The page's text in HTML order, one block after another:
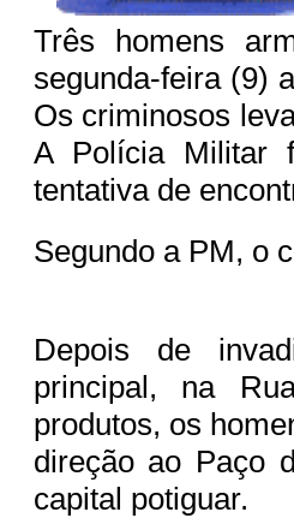
Três homens
segunda-feira (9)
Os criminosos
A Polícia Militar
tentativa de
Segundo a PM, o
Depois de
principal, na
produtos, os
direção ao Paço
capital potiguar.